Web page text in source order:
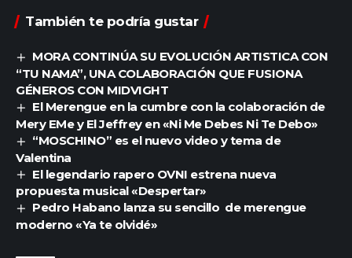
También te podría gustar
MORA CONTINÚA SU EVOLUCIÓN ARTISTICA CON
“TU NAMA”, UNA COLABORACIÓN QUE FUSIONA
GÉNEROS CON MIDVIGHT
El Merengue en la cumbre con la colaboración de
Mery EMe y El Jeffrey en «Ni Me Debes Ni Te Debo»
“MOSCHINO” es el nuevo video y tema de
Valentina
El legendario rapero OVNI estrena nueva
propuesta musical «Despertar»
Pedro Habano lanza su sencillo de merengue
moderno «Ya te olvidé»